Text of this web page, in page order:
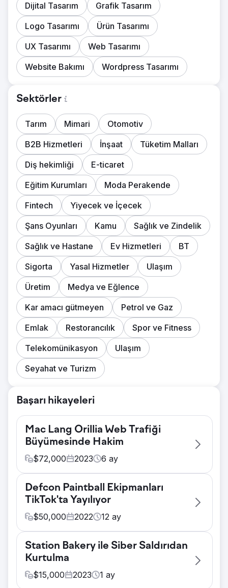
Dijital Tasarım
Grafik Tasarım
Logo Tasarımı
Ürün Tasarımı
UX Tasarımı
Web Tasarımı
Website Bakımı
Wordpress Tasarımı
Sektörler
Tarım Mimari
Otomotiv
B2B Hizmetleri
İnşaat
Tüketim Malları
Diş hekimliği
E-ticaret
Eğitim Kurumları
Moda Perakende
Fintech
Yiyecek ve İçecek
Şans Oyunları
Kamu
Sağlık ve Zindelik
Sağlık ve Hastane
Ev Hizmetleri
BT
Sigorta
Yasal Hizmetler
Ulaşım
Üretim
Medya ve Eğlence
Kar amacı gütmeyen
Petrol ve Gaz
Emlak
Restorancılık
Spor ve Fitness
Telekomünikasyon
Ulaşım
Seyahat ve Turizm
Başarı hikayeleri
Mac Lang Orillia Web Trafiği
Büyümesinde Hakim
$72,000 2023 6 ay
Mac Lang Orillia, neredeyse 100 yıldır
bölgede kurulu bölgesel rakiplerle zorlu bir
rekabetle karşı karşıyaydı. Rakiplerinin
stadyuma veya diğer geleneksel büyük
biletli promosyon veya pazarlama
ürünlerine sponsorluk yapmıyor - Çevrimiçi
olarak nasıl kazanabiliriz?
Defcon Paintball Ekipmanları
TikTok'ta Yayılıyor
$50,000 2022 12 ay
Paintball otomatik olarak algoritmik olarak
yanlış sınıflandırılır ve ardından ücretli ve
görüntülü reklamlarda sıralaması düşürülür
Station Bakery ile Siber Saldırıdan
Kurtulma
$15,000 2023 1 ay